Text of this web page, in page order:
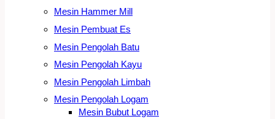
Mesin Hammer Mill
Mesin Pembuat Es
Mesin Pengolah Batu
Mesin Pengolah Kayu
Mesin Pengolah Limbah
Mesin Pengolah Logam
Mesin Bubut Logam